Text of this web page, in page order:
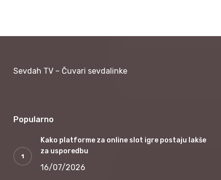
Sevdah TV – Čuvari sevdalinke
Popularno
Kako platforme za online slot igre postaju lakše
za usporedbu
16/07/2026